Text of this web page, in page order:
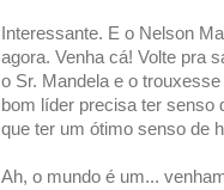
Interessante. E o Nelson
agora. Venha cá! Volte pra
o Sr. Mandela e o
bom líder precisa ter senso
que ter um ótimo senso de
Ah, o mundo é um...